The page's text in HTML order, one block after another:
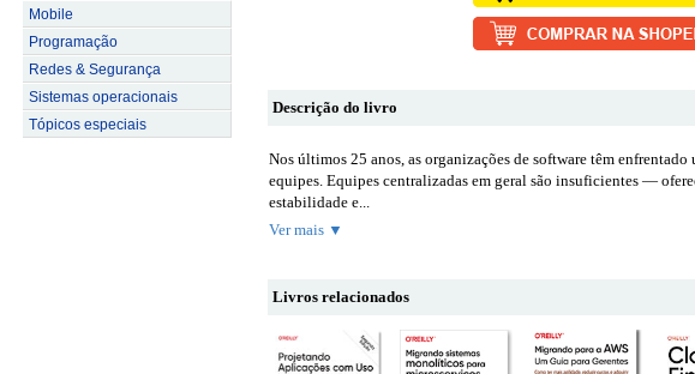
Mobile
Programação
Redes & Segurança
Sistemas operacionais
Tópicos especiais
Descrição do livro
Nos últimos 25 anos, as organizações de software têm
equipes. Equipes centralizadas em geral são insuficientes —
estabilidade e...
Ver mais ▼
Livros relacionados